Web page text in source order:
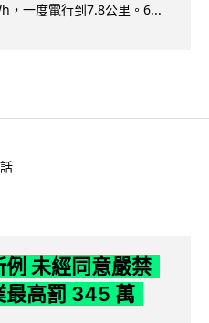
，一度電行到7.8公里。6...
例 未經同意嚴禁
高罰 345 萬